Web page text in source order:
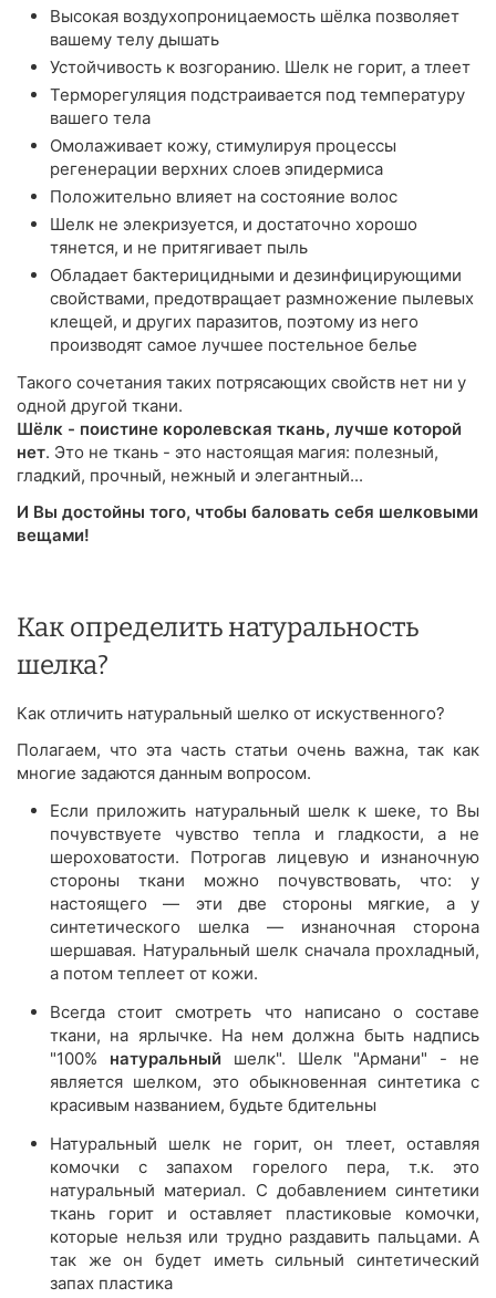
Высокая воздухопроницаемость шёлка позволяет
вашему телу дышать
Устойчивость к возгоранию. Шелк не горит, а тлеет
Терморегуляция подстраивается под температуру
вашего тела
Омолаживает кожу, стимулируя процессы
регенерации верхних слоев эпидермиса
Положительно влияет на состояние волос
Шелк не элекризуется, и достаточно хорошо
тянется, и не притягивает пыль
Обладает бактерицидными и дезинфицирующими
свойствами, предотвращает размножение пылевых
клещей, и других паразитов, поэтому из него
производят самое лучшее постельное белье
Такого сочетания таких потрясающих свойств нет ни у
одной другой ткани.
Шёлк - поистине королевская ткань, лучше которой
нет. Это не ткань - это настоящая магия: полезный,
гладкий, прочный, нежный и элегантный...
И Вы достойны того, чтобы баловать себя шелковыми
вещами!
Как определить натуральность
шелка?
Как отличить натуральный шелко от искуственного?
Полагаем, что эта часть статьи очень важна, так как
многие задаются данным вопросом.
Если приложить натуральный шелк к шеке, то Вы
почувствуете чувство тепла и гладкости, а не
шероховатости. Потрогав лицевую и изнаночную
стороны ткани можно почувствовать, что: у
настоящего — эти две стороны мягкие, а у
синтетического шелка — изнаночная сторона
шершавая. Натуральный шелк сначала прохладный,
а потом теплеет от кожи.
Всегда стоит смотреть что написано о составе
ткани, на ярлычке. На нем должна быть надпись
"100% натуральный шелк". Шелк "Армани" - не
является шелком, это обыкновенная синтетика с
красивым названием, будьте бдительны
Натуральный шелк не горит, он тлеет, оставляя
комочки с запахом горелого пера, т.к. это
натуральный материал. С добавлением синтетики
ткань горит и оставляет пластиковые комочки,
которые нельзя или трудно раздавить пальцами. А
так же он будет иметь сильный синтетический
запах пластика